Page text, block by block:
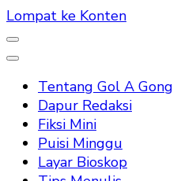
Lompat ke Konten
Tentang Gol A Gong
Dapur Redaksi
Fiksi Mini
Puisi Minggu
Layar Bioskop